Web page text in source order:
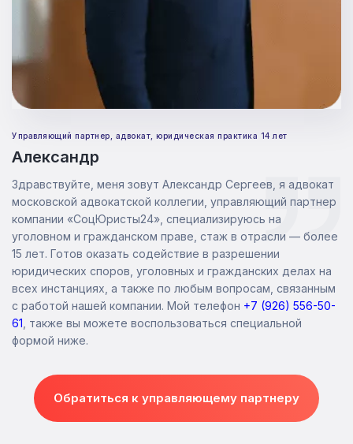
Управляющий партнер, адвокат, юридическая практика 14 лет
Александр
Здравствуйте, меня зовут Александр Сергеев, я адвокат
московской адвокатской коллегии, управляющий партнер
компании «СоцЮристы24», специализируюсь на
уголовном и гражданском праве, стаж в отрасли — более
15 лет. Готов оказать содействие в разрешении
юридических споров, уголовных и гражданских делах на
всех инстанциях, а также по любым вопросам, связанным
с работой нашей компании. Мой телефон +7 (926) 556-50-
61 , также вы можете воспользоваться специальной
формой ниже.
Обратиться к управляющему партнеру